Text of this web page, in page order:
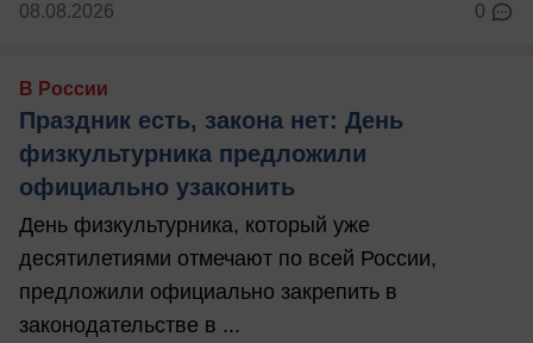
08.08.2026 0
В России
Праздник есть, закона нет: День
физкультурника предложили
официально узаконить
День физкультурника, который уже
десятилетиями отмечают по всей России,
предложили официально закрепить в
законодательстве в ...